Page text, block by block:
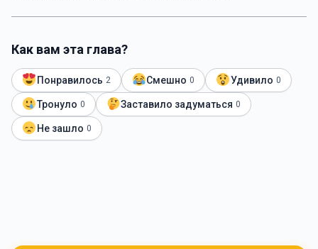
Как вам эта глава?
Понравилось 2 Смешно 0 Удивило 0
Тронуло 0 Заставило задуматься 0
Не зашло 0